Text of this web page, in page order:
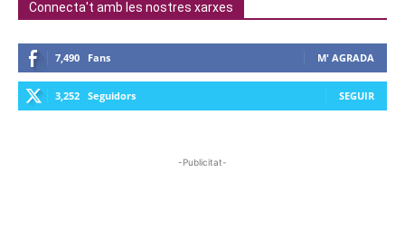
Connecta't amb les nostres xarxes
7,490 Fans M' AGRADA
3,252 Seguidors SEGUIR
-Publicitat-